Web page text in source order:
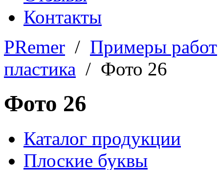
Контакты
PRemer / Примеры работ
пластика / Фото 26
Фото 26
Каталог продукции
Плоские буквы